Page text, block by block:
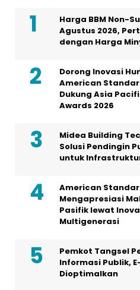
Harga BBM Non-
Agustus 2026,
dengan Harga
Dorong Inovasi
American
Dukung Asia
Awards 2026
Midea Building
Solusi Pendingin
untuk
American
Mengapresiasi
Pasifik lewat
Multigenerasi
Pemkot Tangsel
Informasi Publik,
Dioptimalkan